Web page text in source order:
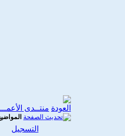
منتــدى
التسجيل